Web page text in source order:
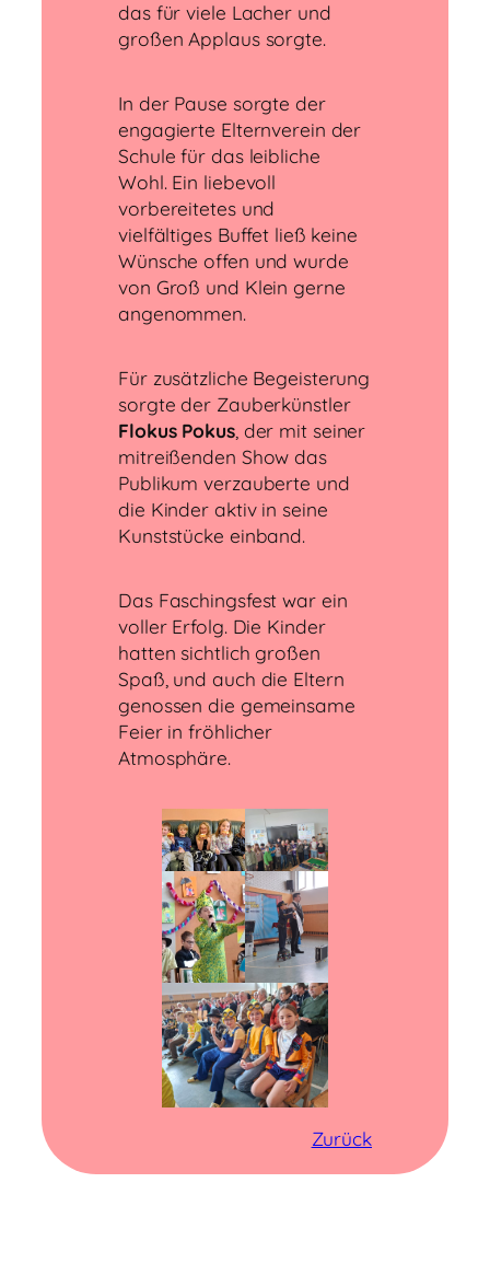
das für viele Lacher und
großen Applaus sorgte.
In der Pause sorgte der
engagierte Elternverein der
Schule für das leibliche
Wohl. Ein liebevoll
vorbereitetes und
vielfältiges Buffet ließ keine
Wünsche offen und wurde
von Groß und Klein gerne
angenommen.
Für zusätzliche Begeisterung
sorgte der Zauberkünstler
Flokus Pokus, der mit seiner
mitreißenden Show das
Publikum verzauberte und
die Kinder aktiv in seine
Kunststücke einband.
Das Faschingsfest war ein
voller Erfolg. Die Kinder
hatten sichtlich großen
Spaß, und auch die Eltern
genossen die gemeinsame
Feier in fröhlicher
Atmosphäre.
Zurück